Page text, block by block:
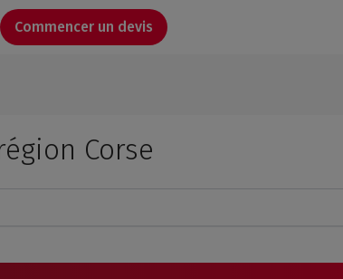
Commencer un devis
Corse